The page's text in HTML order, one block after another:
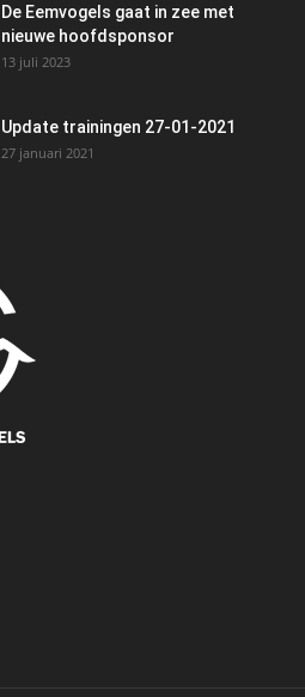
De Eemvogels gaat in zee met
nieuwe hoofdsponsor
13 juli 2023
Update trainingen 27-01-2021
27 januari 2021